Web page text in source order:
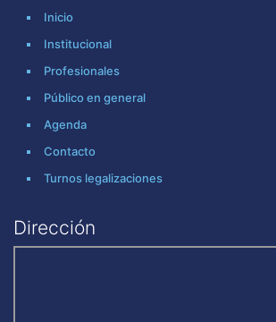
Inicio
Institucional
Profesionales
Público en general
Agenda
Contacto
Turnos legalizaciones
Dirección